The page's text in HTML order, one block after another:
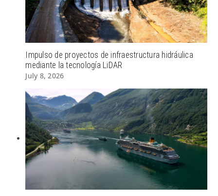
Impulso de proyectos de infraestructura hidráulica
mediante la tecnología LiDAR
July 8, 2026